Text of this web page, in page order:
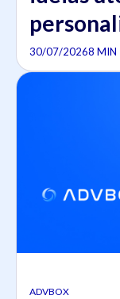
30/07/20268 MIN
ADVBOX